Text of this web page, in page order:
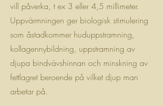
vill påverka, t ex 3 eller 4,5 millimeter.
Uppvärmningen ger biologisk stimulering
som åstadkommer huduppstramning,
kollagennybildning, uppstramning av
djupa bindvävshinnan och minskning av
fettlagret beroende på vilket djup man
arbetar på.